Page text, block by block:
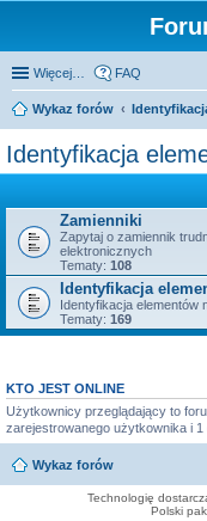
Więcej… FAQ
Wykaz forów
Identyfikacja
Zamienniki
Zapytaj o zamiennik
elektronicznych
Tematy: 108
Identyfikacja
Identyfikacja elementów
Tematy: 169
KTO JEST ONLINE
Użytkownicy przeglądający to
zarejestrowanego użytkownika i 1
Wykaz forów
Technologię
Polski